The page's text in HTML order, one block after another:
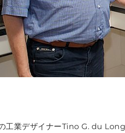
工業デザイナーTino G. du Long